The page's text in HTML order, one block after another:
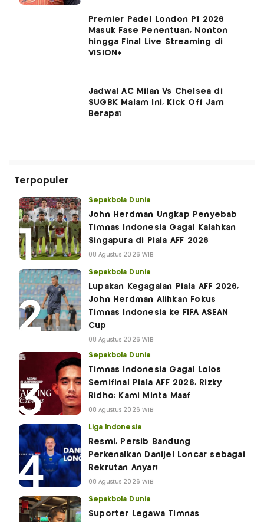
Premier Padel London P1 2026
Masuk Fase Penentuan, Nonton
hingga Final Live Streaming di
VISION+
Jadwal AC Milan Vs Chelsea di
SUGBK Malam Ini, Kick Off Jam
Berapa?
Terpopuler
Sepakbola Dunia
John Herdman Ungkap Penyebab
Timnas Indonesia Gagal Kalahkan
Singapura di Piala AFF 2026
08 Agustus 2026 WIB
Sepakbola Dunia
Lupakan Kegagalan Piala AFF 2026,
John Herdman Alihkan Fokus
Timnas Indonesia ke FIFA ASEAN
Cup
08 Agustus 2026 WIB
Sepakbola Dunia
Timnas Indonesia Gagal Lolos
Semifinal Piala AFF 2026, Rizky
Ridho: Kami Minta Maaf
08 Agustus 2026 WIB
Liga Indonesia
Resmi, Persib Bandung
Perkenalkan Danijel Loncar sebagai
Rekrutan Anyar!
08 Agustus 2026 WIB
Sepakbola Dunia
Suporter Legawa Timnas